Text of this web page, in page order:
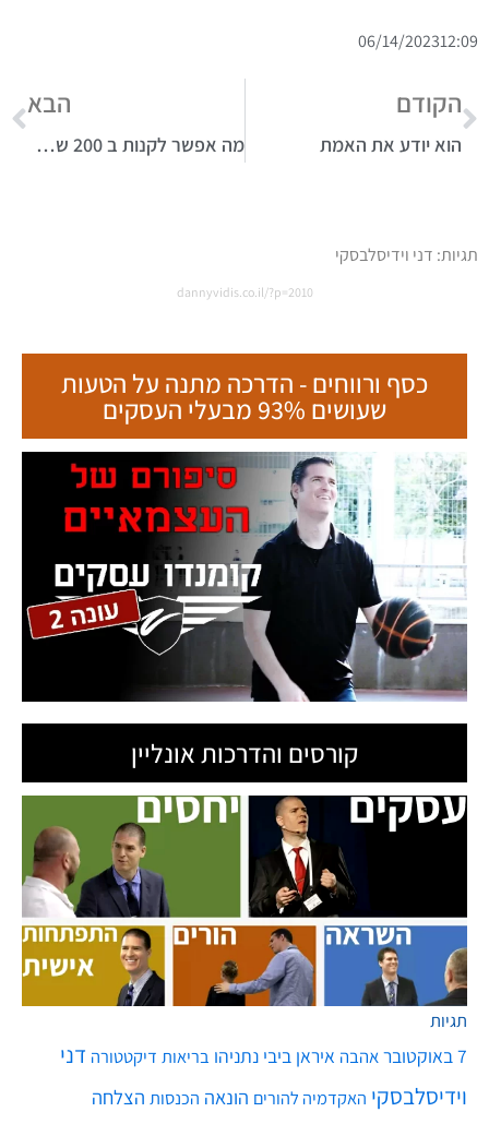
12:09
06/14/2023
הקודם
הוא יודע את האמת
הבא
מה אפשר לקנות ב 200 ש"ח?
תגיות: דני וידיסלבסקי
dannyvidis.co.il/?p=2010
כסף ורווחים - הדרכה מתנה על הטעות
שעושים 93% מבעלי העסקים
קורסים והדרכות אונליין
תגיות
7 באוקטובר אהבה איראן ביבי נתניהו בריאות דיקטטורה דני
וידיסלבסקי האקדמיה להורים הונאה הכנסות הצלחה